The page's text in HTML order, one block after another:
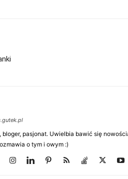
bloger, pasjonat. Uwielbia bawić się
o tym i owym :)